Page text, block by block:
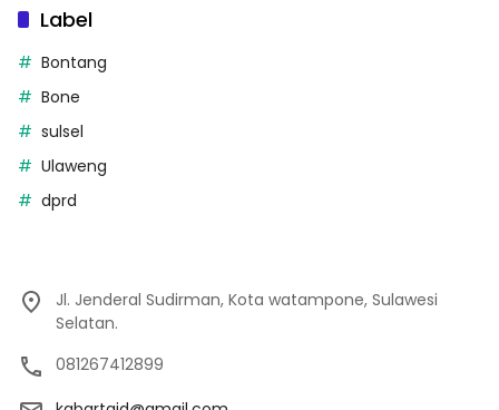
Label
Bontang
Bone
sulsel
Ulaweng
dprd
Jl. Jenderal Sudirman, Kota watampone, Sulawesi
Selatan.
081267412899